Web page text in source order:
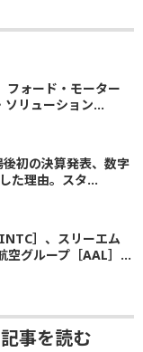
フォード・モーター
ソリューション...
後初の決算発表、数字
た理由。スタ...
］、スリーエム
空グループ［AAL］...
事を読む